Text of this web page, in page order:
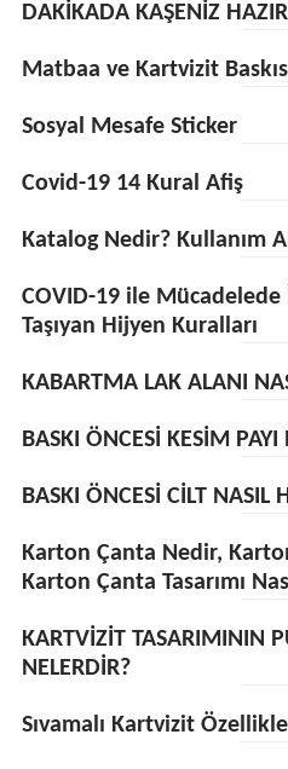
DAKİKADA KAŞENİZ
Matbaa ve Kartvizit
Sosyal Mesafe Sticker
Covid-19 14 Kural Afiş
Katalog Nedir? Kullanım
COVID-19 ile
Taşıyan Hijyen Kuralları
KABARTMA LAK ALANI
BASKI ÖNCESİ KESİM PAYI
BASKI ÖNCESİ CİLT NASIL
Karton Çanta Nedir,
Karton Çanta Tasarımı
KARTVİZİT TASARIMININ
NELERDİR?
Sıvamalı Kartvizit